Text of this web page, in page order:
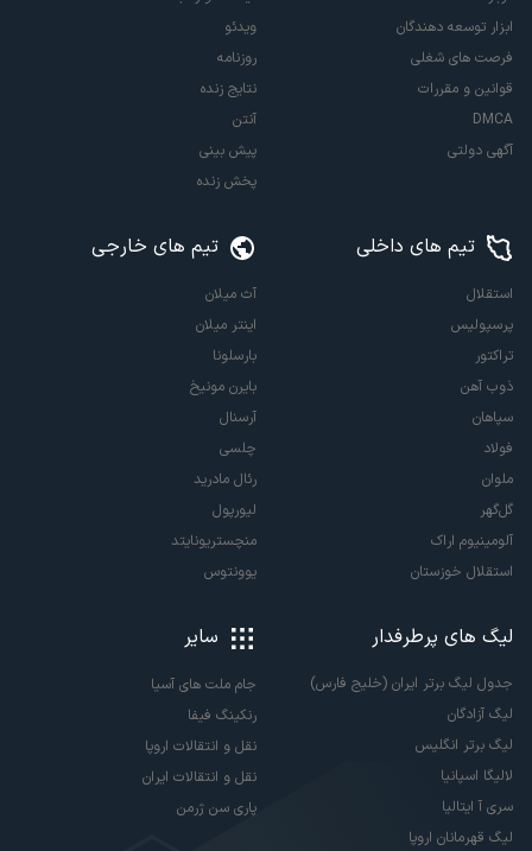
ابزار توسعه دهندگان
فرصت های شغلی
قوانین و مقررات
DMCA
آگهی دولتی
ویدئو
روزنامه
نتایج زنده
آنتن
پیش بینی
پخش زنده
تیم های داخلی
استقلال
پرسپولیس
تراکتور
ذوب آهن
سپاهان
فولاد
ملوان
گل‌گهر
آلومینیوم اراک
استقلال خوزستان
تیم های خارجی
آث میلان
اینتر میلان
بارسلونا
بایرن مونیخ
آرسنال
چلسی
رئال مادرید
لیورپول
منچستریونایتد
یوونتوس
لیگ های پرطرفدار
جدول لیگ برتر ایران (خلیج فارس)
لیگ آزادگان
لیگ برتر انگلیس
لالیگا اسپانیا
سری آ ایتالیا
لیگ قهرمانان اروپا
سایر
جام ملت های آسیا
رنکینگ فیفا
نقل و انتقالات اروپا
نقل و انتقالات ایران
پاری سن ژرمن